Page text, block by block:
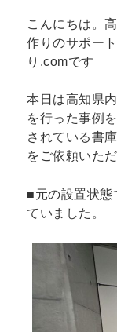
こんにちは。
作りのサポー
り.comです
本日は高知県
を行った事例
されている書
をご依頼いた
■元の設置状態
ていました。